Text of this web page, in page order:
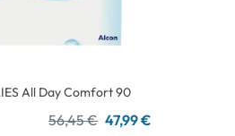
All Day Comfort 90
56,45 € 47,99 €